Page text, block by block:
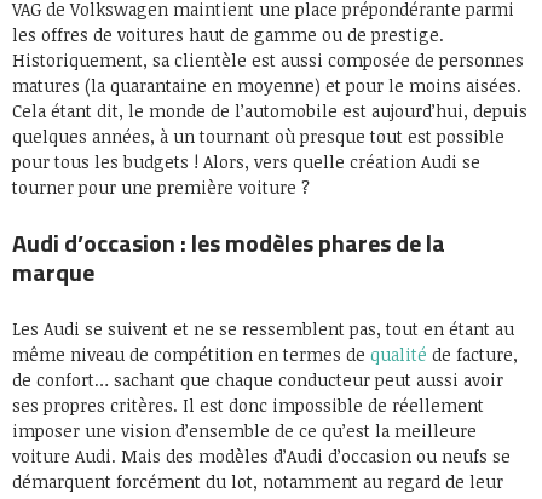
VAG de Volkswagen maintient une place prépondérante parmi
les offres de voitures haut de gamme ou de prestige.
Historiquement, sa clientèle est aussi composée de personnes
matures (la quarantaine en moyenne) et pour le moins aisées.
Cela étant dit, le monde de l’automobile est aujourd’hui, depuis
quelques années, à un tournant où presque tout est possible
pour tous les budgets ! Alors, vers quelle création Audi se
tourner pour une première voiture ?
Audi d’occasion : les modèles phares de la
marque
Les Audi se suivent et ne se ressemblent pas, tout en étant au
même niveau de compétition en termes de qualité de facture,
de confort… sachant que chaque conducteur peut aussi avoir
ses propres critères. Il est donc impossible de réellement
imposer une vision d’ensemble de ce qu’est la meilleure
voiture Audi. Mais des modèles d’Audi d’occasion ou neufs se
démarquent forcément du lot, notamment au regard de leur